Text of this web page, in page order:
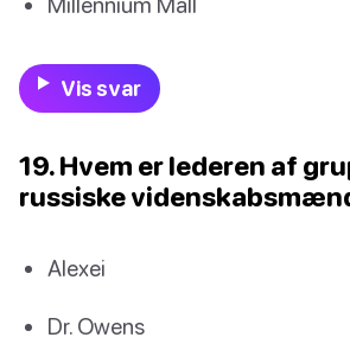
Vis svar
19. Hvem er lederen af
russiske
Alexei
Dr. Owens